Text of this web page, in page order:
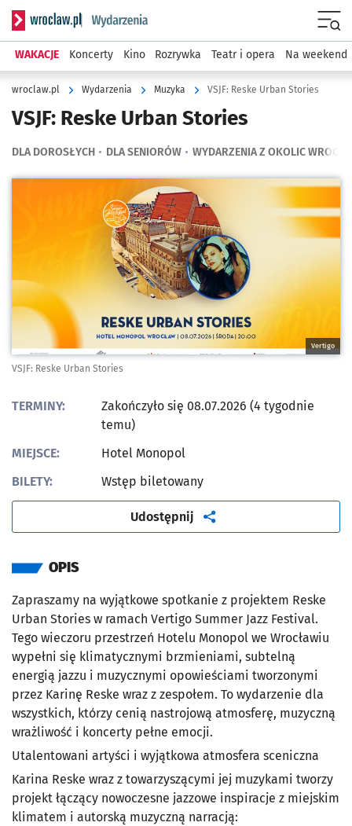
Serwis informacyjny wroclaw.pl podserwis: Wydarzenia
WAKACJE Koncerty Kino Rozrywka Teatr i opera Na weekend
wroclaw.pl Wydarzenia Muzyka VSJF: Reske Urban Stories
VSJF: Reske Urban Stories
DLA DOROSŁYCH DLA SENIORÓW WYDARZENIA Z OKOLIC
Vertigo
VSJF: Reske Urban Stories
TERMINY:
Zakończyło się 08.07.2026 (4 tygodnie
temu)
MIEJSCE:
Hotel Monopol
BILETY:
Wstęp biletowany
Udostępnij artykuł
OPIS
Zapraszamy na wyjątkowe spotkanie z projektem Reske
Urban Stories w ramach Vertigo Summer Jazz Festival.
Tego wieczoru przestrzeń Hotelu Monopol we Wrocławiu
wypełni się klimatycznymi brzmieniami, subtelną
energią jazzu i muzycznymi opowieściami tworzonymi
przez Karinę Reske wraz z zespołem. To wydarzenie dla
wszystkich, którzy cenią nastrojową atmosferę, muzyczną
wrażliwość i koncerty pełne emocji.
Utalentowani artyści i wyjątkowa atmosfera sceniczna
Karina Reske wraz z towarzyszącymi jej muzykami tworzy
projekt łączący nowoczesne jazzowe inspiracje z miejskim
klimatem i autorską muzyczną narracją: